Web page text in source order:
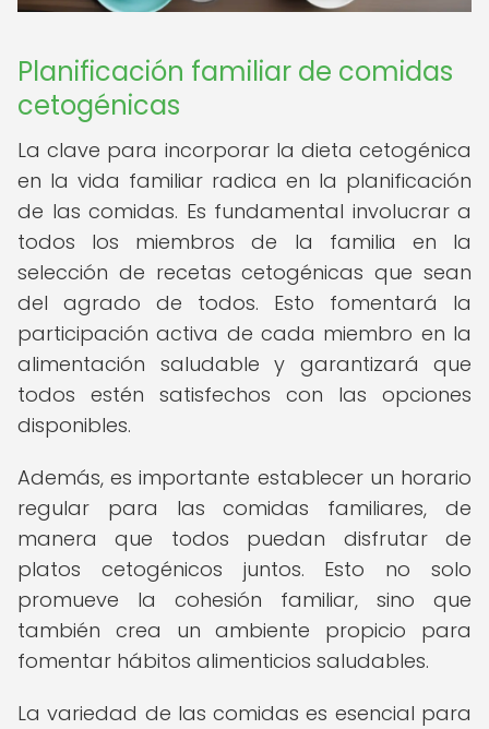
Planificación familiar de comidas
cetogénicas
La clave para incorporar la dieta cetogénica
en la vida familiar radica en la planificación
de las comidas. Es fundamental involucrar a
todos los miembros de la familia en la
selección de recetas cetogénicas que sean
del agrado de todos. Esto fomentará la
participación activa de cada miembro en la
alimentación saludable y garantizará que
todos estén satisfechos con las opciones
disponibles.
Además, es importante establecer un horario
regular para las comidas familiares, de
manera que todos puedan disfrutar de
platos cetogénicos juntos. Esto no solo
promueve la cohesión familiar, sino que
también crea un ambiente propicio para
fomentar hábitos alimenticios saludables.
La variedad de las comidas es esencial para